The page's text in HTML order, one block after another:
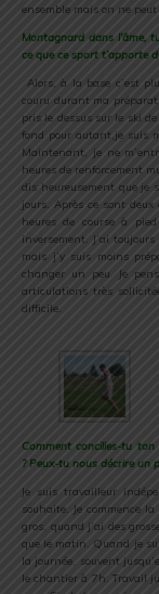
ensemble mais on ne
Montagnard dans l’âme,
ce que ce sport t’apporte
Alors, à la base c’est
couru durant ma
pris le dessus sur le ski
fond pour autant,je suis
Maintenant, je ne
heures de renforcement
dis heureusement que je
jours. Après ce sont
heures de course à
inversement. J’ai
mais j’y suis moins
changer un peu. Je
articulations très
difficile.
Comment concilies-tu ton
? Peux-tu nous décrire un
Je suis travailleur
souhaite. Je commence
gros, quand j’ai des
que le matin. Quand je
la journée, souvent
le chantier à 7h. Travail